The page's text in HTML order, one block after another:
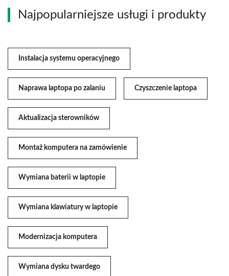
Najpopularniejsze usługi i produkty
Instalacja systemu operacyjnego
Naprawa laptopa po zalaniu Czyszczenie laptopa
Aktualizacja sterowników
Montaż komputera na zamówienie
Wymiana baterii w laptopie
Wymiana klawiatury w laptopie
Modernizacja komputera
Wymiana dysku twardego